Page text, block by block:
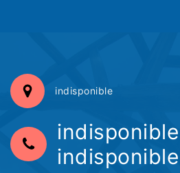
indisponible
indisponible
indisponible